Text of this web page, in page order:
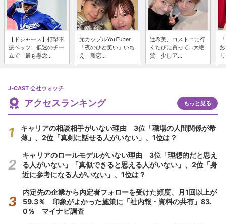
【ドジャース】打撃不
振ベッツ、低迷のチー
ムで「最も懸念...
元カップルYouTuber
「夜のひと笑い」いち
え、新恋...
辻希美、コストコに行
くたびに買って...大絶
賛 少しア...
J-CAST 会社ウォッチ
アクセスランキング もっと見る
キャリアの相談相手がいない理由 3位「職場の人間関係が希
薄」、2位「真剣に話せる人がいない」、1位は？
キャリアのロールモデルがいない理由 3位「理想的だと思え
る人がいない」「真似できると思える人がいない」、2位「身
近に参考になる人がいない」、1位は？
内定先の企業から内定者フォローを受けた頻度、月1回以上が
59.3％ 印象がよかった施策に「社内報・資料の共有」83.
0％ マイナビ調査